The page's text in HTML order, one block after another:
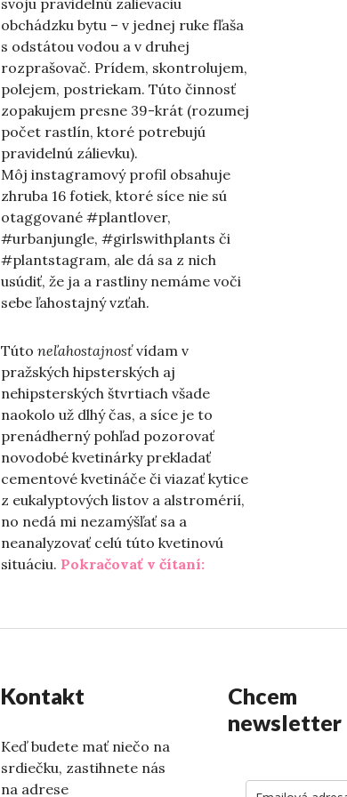
obchádzku bytu – v jednej ruke fľaša
s odstátou vodou a v druhej
rozprašovač. Prídem, skontrolujem,
polejem, postriekam. Túto činnosť
zopakujem presne 39-krát (rozumej
počet rastlín, ktoré potrebujú
pravidelnú zálievku).
Môj instagramový profil obsahuje
zhruba 16 fotiek, ktoré síce nie sú
otaggované #plantlover,
#urbanjungle, #girlswithplants či
#plantstagram, ale dá sa z nich
usúdiť, že ja a rastliny nemáme voči
sebe ľahostajný vzťah.
Túto neľahostajnosťvídam v
pražských hipsterských aj
nehipsterských štvrtiach všade
naokolo už dlhý čas, a síce je to
prenádherný pohľad pozorovať
novodobé kvetinárky prekladať
cementové kvetináče či viazať kytice
z eukalyptových listov a alstromérií,
no nedá mi nezamýšľať sa a
neanalyzovať celú túto kvetinovú
situáciu. Pokračovať v čítaní:„#Plantlovers“
Kontakt
Keď budete mať niečo na
srdiečku, zastihnete nás
na adrese
Chcem
newsletter